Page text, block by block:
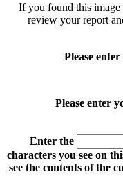
If you found this image
review your report
Please
Please enter
Enter the
characters you see on
see the contents of the